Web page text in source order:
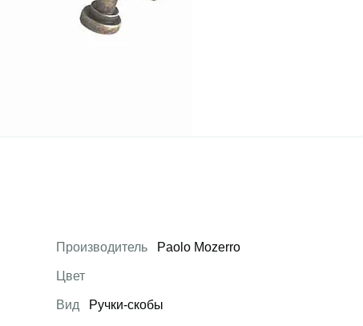
Производитель Paolo Mozerro
Цвет
Вид Ручки-скобы